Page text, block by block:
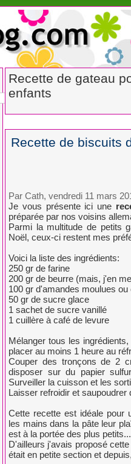
Recette de gateau
enfants
Recette de biscuits
Par Cath, vendredi 11 mars
Je vous présente ici une
préparée par nos voisins
Parmi la multitude de petits
Noël, ceux-ci restent mes
Voici la liste des ingrédients:
250 gr de farine
200 gr de beurre (mais, j'en
100 gr d'amandes moulues
50 gr de sucre glace
1 sachet de sucre vanillé
1 cuillère à café de levure
Mélanger tous les
placer au moins 1 heure au
Couper des tronçons de 2
disposer sur du papier
Surveiller la cuisson et les
Laisser refroidir et saupoudrer
Cette recette est idéale pour
les mains dans la pâte leur
est à la portée des plus petits...
D'ailleurs j'avais proposé
était en petite section et